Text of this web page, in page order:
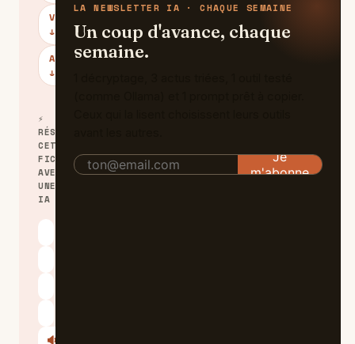
VERDICT
↓
ALTERNATIVES
↓
⚡
RÉSUMER
CETTE
FICHE
AVEC
UNE
IA
ChatGPT
Claude
Perplexity
Le Chat
🔊
LA NEWSLETTER IA · CHAQUE SEMAINE
Un coup d'avance, chaque
semaine.